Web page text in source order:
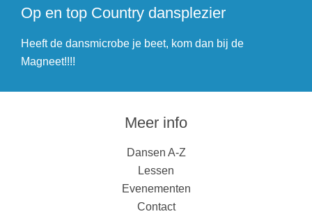
Op en top Country dansplezier
Heeft de dansmicrobe je beet, kom dan bij de
Magneet!!!!
Meer info
Dansen A-Z
Lessen
Evenementen
Contact